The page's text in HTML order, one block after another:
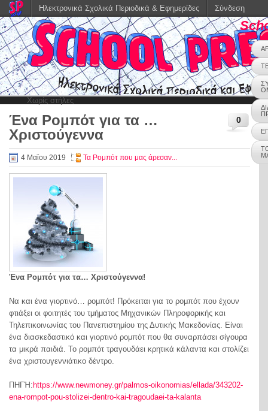
Χωρίς στήλες
0
Ένα Ρομπότ για τα …
Χριστούγεννα
4 Μαΐου 2019 Τα Ρομπότ που μας άρεσαν...
Ένα Ρομπότ για τα… Χριστούγεννα!
Να και ένα γιορτινό… ρομπότ! Πρόκειται για το ρομπότ που έχουν
φτιάξει οι φοιτητές του τμήματος Μηχανικών Πληροφορικής και
Τηλεπικοινωνίας του Πανεπιστημίου της Δυτικής Μακεδονίας. Είναι
ένα διασκεδαστικό και γιορτινό ρομπότ που θα συναρπάσει σίγουρα
τα μικρά παιδιά. Το ρομπότ τραγουδάει κρητικά κάλαντα και στολίζει
ένα χριστουγεννιάτικο δέντρο.
ΠΗΓΉ: https://www.newmoney.gr/palmos-oikonomias/ellada/343202-
ena-rompot-pou-stolizei-dentro-kai-tragoudaei-ta-kalanta
Ηλεκτρονικά Σχολικά Περιοδικά & Εφημερίδες Σύνδεση